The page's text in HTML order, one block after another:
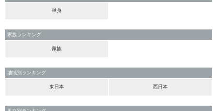
単身
家族ランキング
家族
地域別ランキング
東日本 西日本